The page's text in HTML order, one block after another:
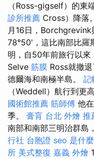
（Ross-gigself）的東
診所推薦 Cross）降落
月16日，Borchgrevink
78°50'，這比南部比羅
明，自50年前旅行以來
Selve 筋膜 Ross就撤
德爾海和南極半島。 記
（Weddell）航行到更
國術館推薦 筋師傅 他
季。 膏肓 台北 外燴 推
南部和南部三明治群島
行社 台胞證 seo 是什麼
所 美式整復 嘉義 外燴